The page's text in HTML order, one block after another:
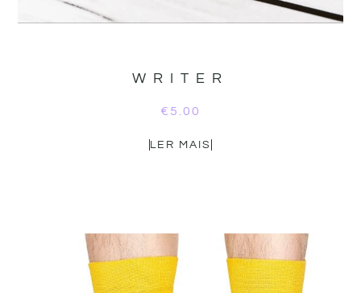
WRITER
€ 5.00
LER MAIS